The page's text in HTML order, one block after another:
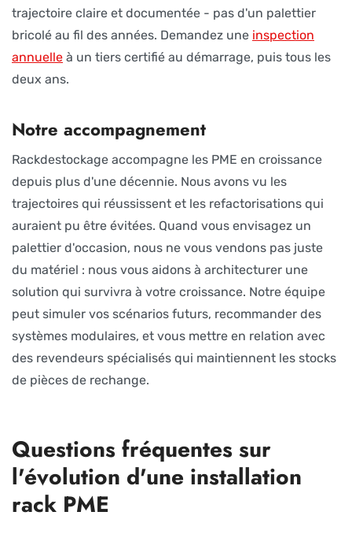
trajectoire claire et documentée - pas d'un palettier
bricolé au fil des années. Demandez une inspection
annuelle à un tiers certifié au démarrage, puis tous les
deux ans.
Notre accompagnement
Rackdestockage accompagne les PME en croissance
depuis plus d'une décennie. Nous avons vu les
trajectoires qui réussissent et les refactorisations qui
auraient pu être évitées. Quand vous envisagez un
palettier d'occasion, nous ne vous vendons pas juste
du matériel : nous vous aidons à architec­tur­er une
solution qui survivra à votre croissance. Notre équipe
peut simuler vos scénarios futurs, recommander des
systèmes modulaires, et vous mettre en relation avec
des revendeurs spécialisés qui maintiennent les stocks
de pièces de rechange.
Questions fréquentes sur
l'évolution d'une installation
rack PME